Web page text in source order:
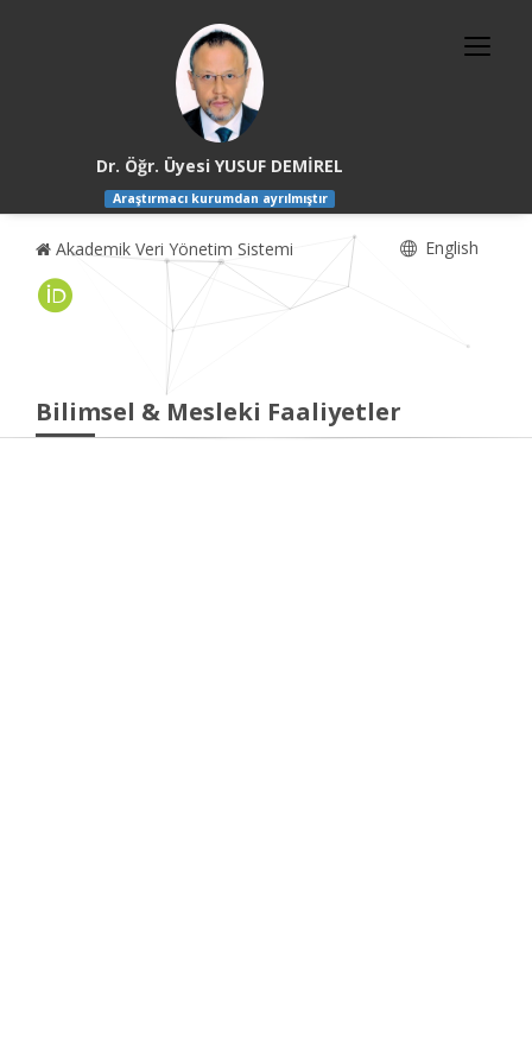
Dr. Öğr. Üyesi YUSUF DEMİREL
Araştırmacı kurumdan ayrılmıştır
Akademik Veri Yönetim Sistemi English
Bilimsel & Mesleki Faaliyetler